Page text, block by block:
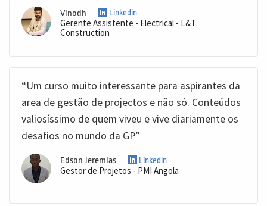
Vinodh Linkedin
Gerente Assistente - Electrical - L&T
Construction
“Um curso muito interessante para aspirantes da
area de gestão de projectos e não só. Conteúdos
valiosíssimo de quem viveu e vive diariamente os
desafios no mundo da GP”
Edson Jeremias Linkedin
Gestor de Projetos - PMI Angola